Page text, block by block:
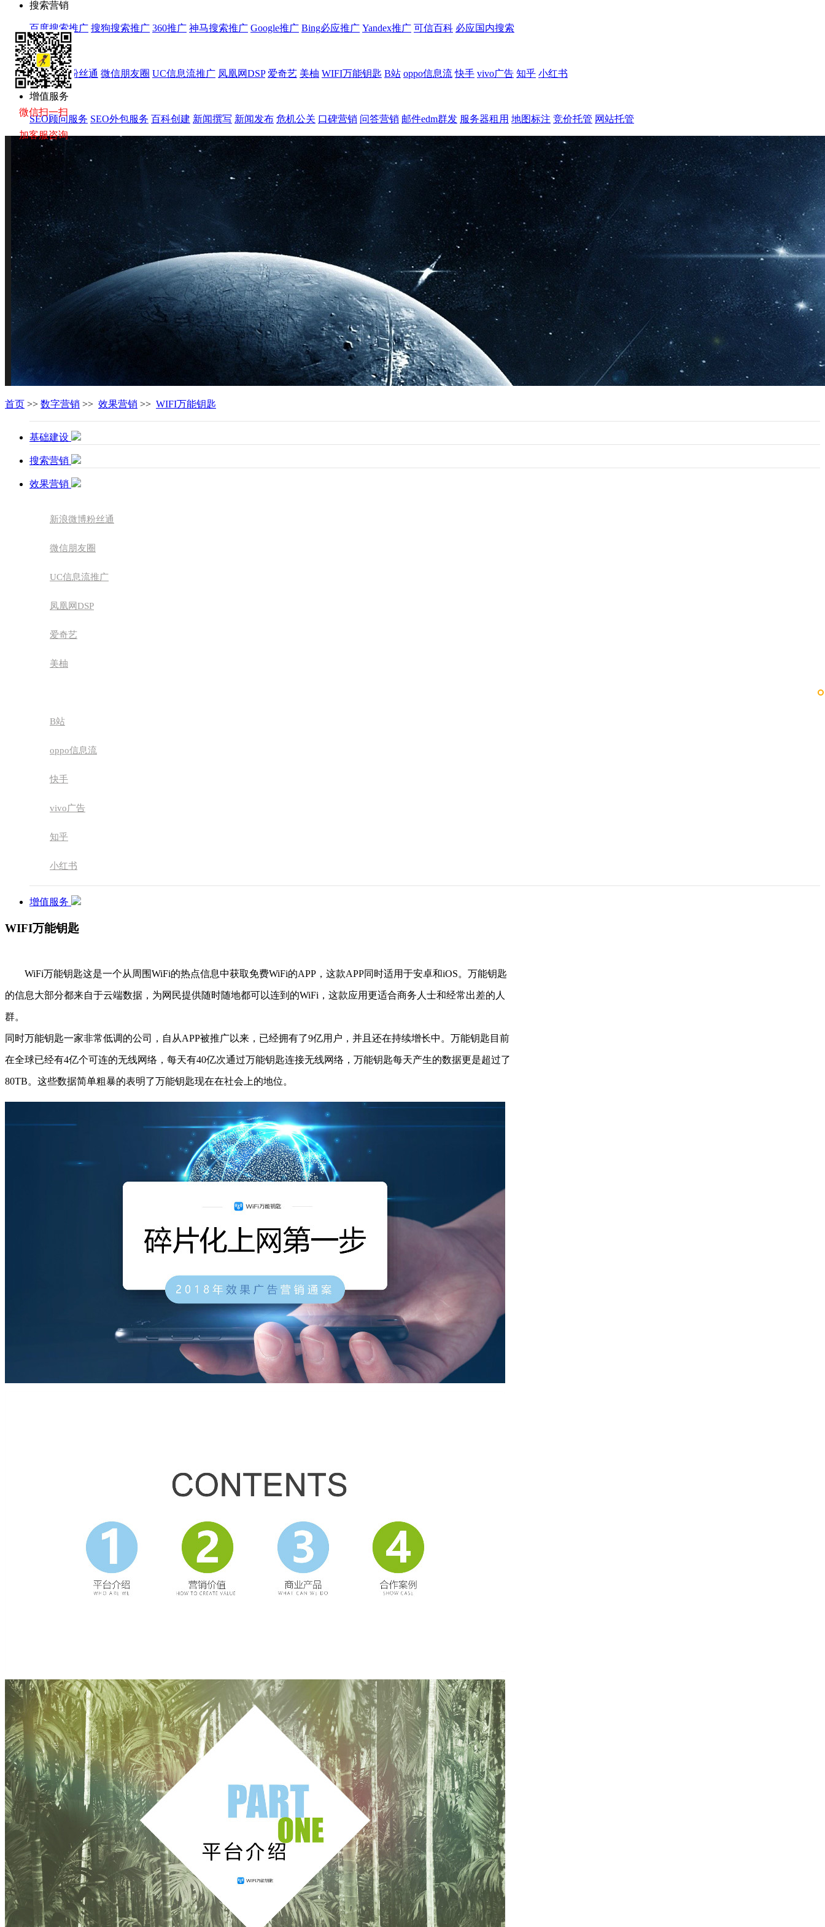
搜索营销
百度搜索推广 搜狗搜索推广 360推广 神马搜索推广 Google推广 Bing必应推广 Yandex推广 可信百科 必应国内搜索
效果营销
新浪微博粉丝通 微信朋友圈 UC信息流推广 凤凰网DSP 爱奇艺 美柚 WIFI万能钥匙 B站 oppo信息流 快手 vivo广告 知乎 小红书
增值服务
SEO顾问服务 SEO外包服务 百科创建 新闻撰写 新闻发布 危机公关 口碑营销 问答营销 邮件edm群发 服务器租用 地图标注 竞价托管 网站托管
首页 >> 数字营销 >> 效果营销 >> WIFI万能钥匙
基础建设
搜索营销
效果营销
新浪微博粉丝通
微信朋友圈
UC信息流推广
凤凰网DSP
爱奇艺
美柚
B站
oppo信息流
快手
vivo广告
知乎
小红书
增值服务
WIFI万能钥匙
WiFi万能钥匙这是一个从周围WiFi的热点信息中获取免费WiFi的APP，这款APP同时适用于安卓和iOS。万能钥匙
的信息大部分都来自于云端数据，为网民提供随时随地都可以连到的WiFi，这款应用更适合商务人士和经常出差的人
群。
同时万能钥匙一家非常低调的公司，自从APP被推广以来，已经拥有了9亿用户，并且还在持续增长中。万能钥匙目前
在全球已经有4亿个可连的无线网络，每天有40亿次通过万能钥匙连接无线网络，万能钥匙每天产生的数据更是超过了
80TB。这些数据简单粗暴的表明了万能钥匙现在在社会上的地位。
微信扫一扫
加客服咨询